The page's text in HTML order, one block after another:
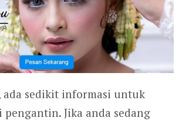
ada sedikit informasi untuk
pengantin. Jika anda sedang